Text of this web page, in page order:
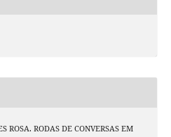
ROSA. RODAS DE CONVERSAS EM